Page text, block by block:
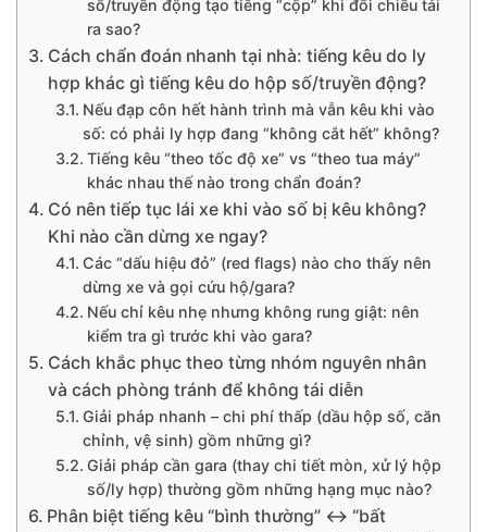
số/truyền động tạo tiếng “cộp” khi đổi chiều tải
ra sao?
Cách chẩn đoán nhanh tại nhà: tiếng kêu do ly
hợp khác gì tiếng kêu do hộp số/truyền động?
Nếu đạp côn hết hành trình mà vẫn kêu khi vào
số: có phải ly hợp đang “không cắt hết” không?
Tiếng kêu “theo tốc độ xe” vs “theo tua máy”
khác nhau thế nào trong chẩn đoán?
Có nên tiếp tục lái xe khi vào số bị kêu không?
Khi nào cần dừng xe ngay?
Các “dấu hiệu đỏ” (red flags) nào cho thấy nên
dừng xe và gọi cứu hộ/gara?
Nếu chỉ kêu nhẹ nhưng không rung giật: nên
kiểm tra gì trước khi vào gara?
Cách khắc phục theo từng nhóm nguyên nhân
và cách phòng tránh để không tái diễn
Giải pháp nhanh – chi phí thấp (dầu hộp số, căn
chỉnh, vệ sinh) gồm những gì?
Giải pháp cần gara (thay chi tiết mòn, xử lý hộp
số/ly hợp) thường gồm những hạng mục nào?
Phân biệt tiếng kêu “bình thường” ↔ “bất